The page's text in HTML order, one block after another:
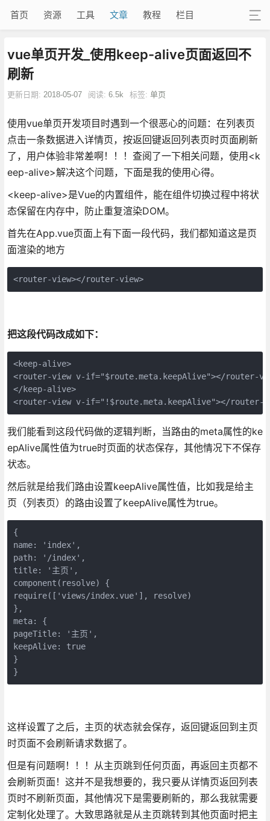
首页 资源 工具 文章 教程 栏目
vue单页开发_使用keep-alive页面返回不
刷新
更新日期: 2018-05-07 阅读: 6.5k 标签: 单页
使用vue单页开发项目时遇到一个很恶心的问题：在列表页
点击一条数据进入详情页，按返回键返回列表页时页面刷新
了，用户体验非常差啊！！！查阅了一下相关问题，使用<k
eep-alive>解决这个问题，下面是我的使用心得。
<keep-alive>是Vue的内置组件，能在组件切换过程中将状
态保留在内存中，防止重复渲染DOM。
首先在App.vue页面上有下面一段代码，我们都知道这是页
面渲染的地方
<router-view></router-view>
把这段代码改成如下：
<keep-alive>
<router-view v-if="$route.meta.keepAlive"></router-
</keep-alive>
<router-view v-if="!$route.meta.keepAlive"></router-
我们能看到这段代码做的逻辑判断，当路由的meta属性的ke
epAlive属性值为true时页面的状态保存，其他情况下不保存
状态。
然后就是给我们路由设置keepAlive属性值，比如我是给主
页（列表页）的路由设置了keepAlive属性为true。
{
name: 'index',
path: '/index',
title: '主页',
component(resolve) {
require(['views/index.vue'], resolve)
},
meta: {
pageTitle: '主页',
keepAlive: true
}
}
这样设置了之后，主页的状态就会保存，返回键返回到主页
时页面不会刷新请求数据了。
但是有问题啊！！！从主页跳到任何页面，再返回主页都不
会刷新页面！这并不是我想要的，我只要从详情页返回列表
页时不刷新页面，其他情况下是需要刷新的，那么我就需要
定制化处理了。大致思路就是从主页跳转到其他页面时把主